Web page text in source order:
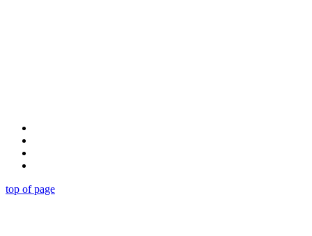
top of page